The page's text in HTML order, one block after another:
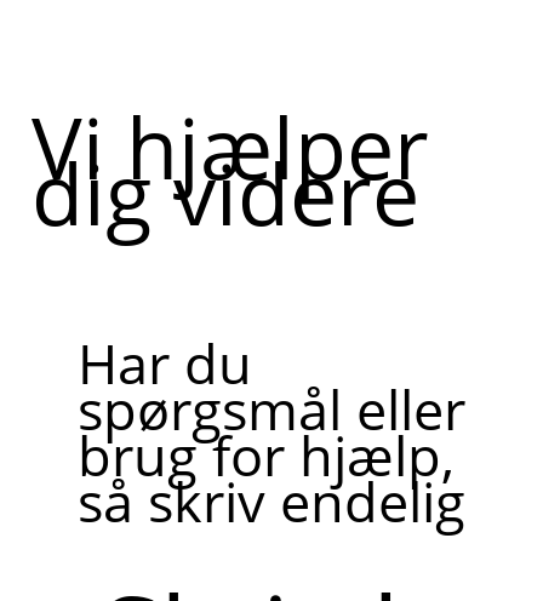
Vi hjælper
dig videre
Har du
spørgsmål eller
brug for hjælp,
så skriv endelig